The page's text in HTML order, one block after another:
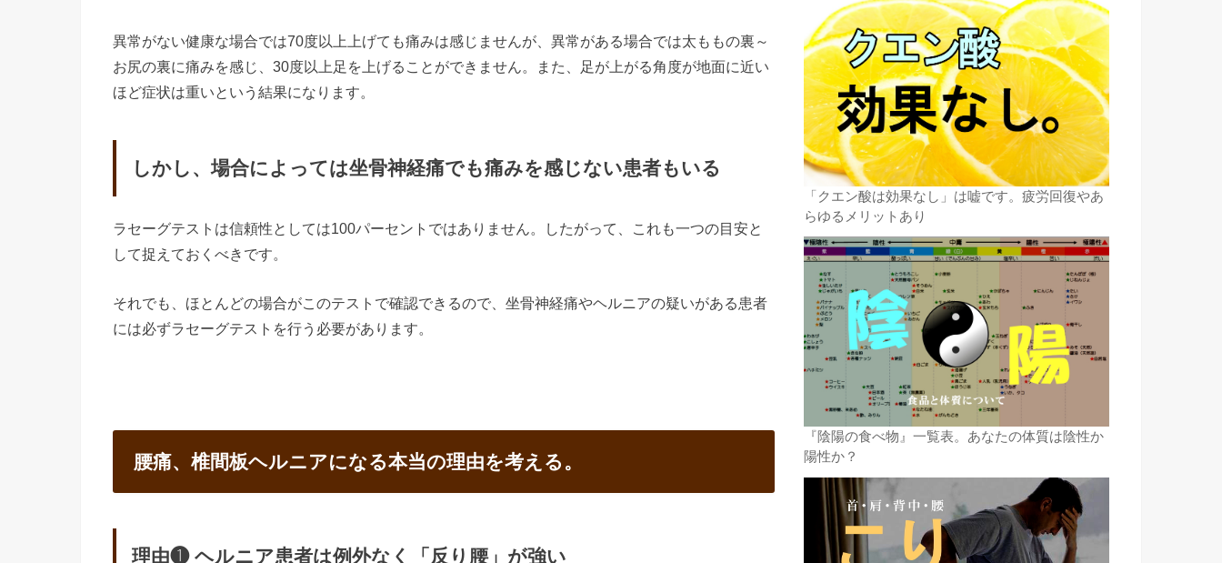
異常がない健康な場合では70度以上上げても痛みは感じませんが、異常がある場合では太ももの裏～
お尻の裏に痛みを感じ、30度以上足を上げることができません。また、足が上がる角度が地面に近い
ほど症状は重いという結果になります。
しかし、場合によっては坐骨神経痛でも痛みを感じない患者もいる
ラセーグテストは信頼性としては100パーセントではありません。したがって、これも一つの目安と
して捉えておくべきです。
それでも、ほとんどの場合がこのテストで確認できるので、坐骨神経痛やヘルニアの疑いがある患者
には必ずラセーグテストを行う必要があります。
腰痛、椎間板ヘルニアになる本当の理由を考える。
理由❶ ヘルニア患者は例外なく「反り腰」が強い
「クエン酸は効果なし」は嘘です。疲労回復やあ
らゆるメリットあり
『陰陽の食べ物』一覧表。あなたの体質は陰性か
陽性か？